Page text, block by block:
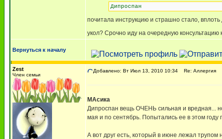
Дипроспан
почитала инструкцию и страшно стало,
укол? Срочно иду на очередную консультацию
Вернуться к началу
Zest
Член семьи
Добавлено: Вт Июл 13, 2010 10:34 Re: Аллергия
МАсика
Дипроспан вещь ОЧЕНЬ сильная и вредная...
мая и по сентябрь. Попытались ее в этом
А вот друг есть, который в июне лежал